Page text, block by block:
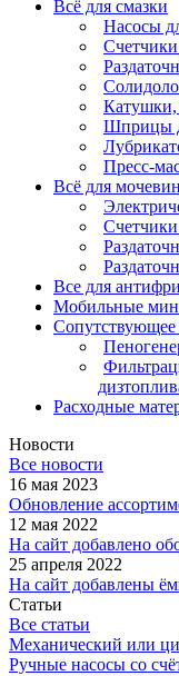
Всё для смазки
Насосы
Счетчики
Катушки,
Шприцы
Пресс-
Всё для
Все для
Мобильные
Сопутствующее
Расходные
Новости
Все новости
16 мая 2023
Обновление
12 мая 2022
На сайт добавлено
25 апреля 2022
На сайт добавлены
Статьи
Все статьи
Механический или
Ручные насосы со